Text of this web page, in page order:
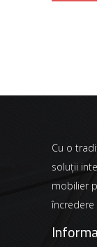
Cu o
soluții
mobilier